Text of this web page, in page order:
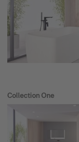
Collection One